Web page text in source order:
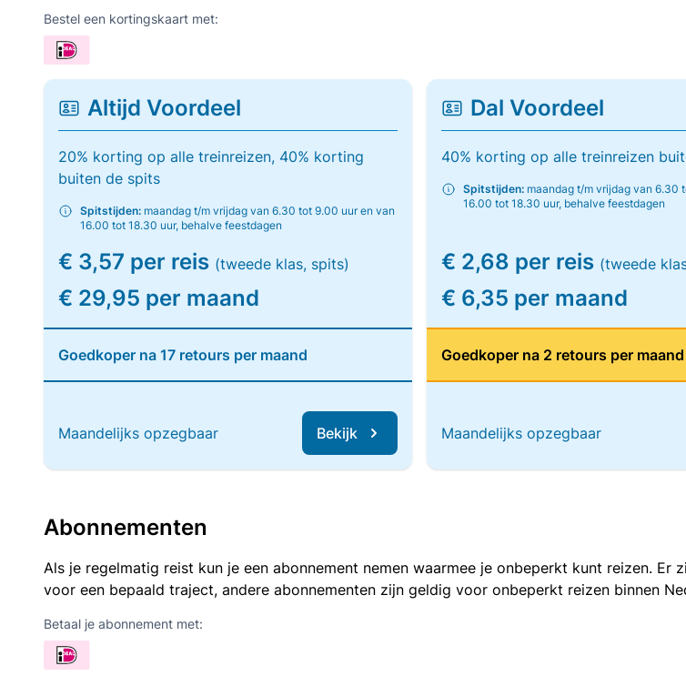
Bestel een kortingskaart met:
Altijd Voordeel
20% korting op alle treinreizen, 40% korting
buiten de spits
Spitstijden: maandag t/m vrijdag van 6.30 tot 9.00 uur en van
16.00 tot 18.30 uur, behalve feestdagen
€ 3,57 per reis (tweede klas, spits)
€ 29,95 per maand
Goedkoper na 17 retours per maand
Maandelijks opzegbaar Bekijk
Dal Voordeel
40% korting op alle treinreizen
Spitstijden: maandag t/m vrijdag van 6.30
16.00 tot 18.30 uur, behalve feestdagen
€ 2,68 per reis (tweede
€ 6,35 per maand
Goedkoper na 2 retours per maand
Maandelijks opzegbaar
Abonnementen
Als je regelmatig reist kun je een abonnement nemen waarmee je onbeperkt kunt reizen.
voor een bepaald traject, andere abonnementen zijn geldig voor onbeperkt reizen binnen
Betaal je abonnement met: